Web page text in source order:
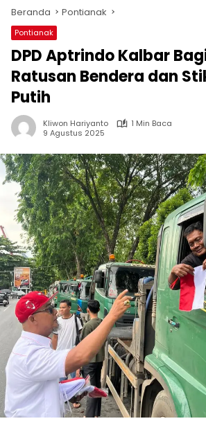
Beranda Pontianak
Pontianak
DPD Aptrindo Kalbar
Ratusan Bendera dan
Putih
Kliwon Hariyanto
1 Min Baca
9 Agustus 2025